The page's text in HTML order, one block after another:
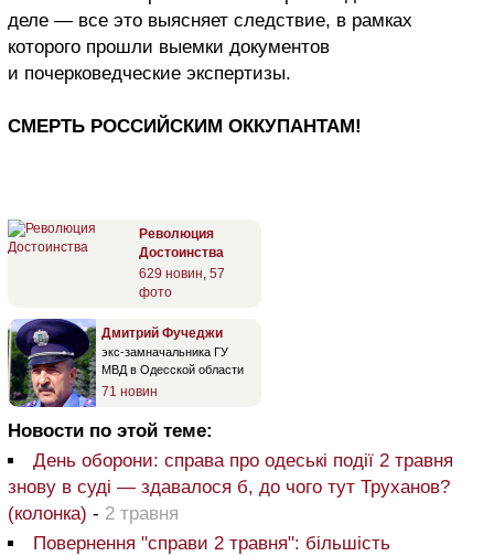
деле — все это выясняет следствие, в рамках
которого прошли выемки документов
и почерковедческие экспертизы.
СМЕРТЬ РОССИЙСКИМ ОККУПАНТАМ!
Революция
Достоинства
629 новин 57
фото
Дмитрий Фучеджи
экс-замначальника ГУ
МВД в Одесской области
71 новин
Новости по этой теме:
День оборони: справа про одеські події 2 травня
знову в суді — здавалося б, до чого тут Труханов?
(колонка) - 2 травня
Повернення "справи 2 травня": більшість